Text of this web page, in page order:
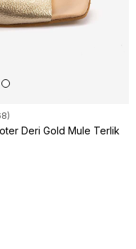
Deri Gold Mule Terlik